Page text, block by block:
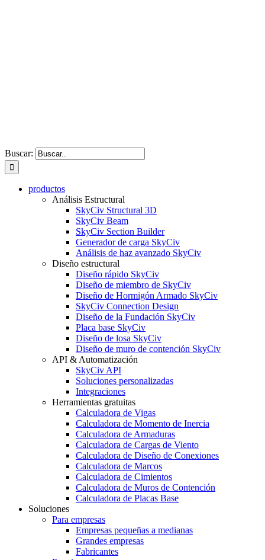
Buscar:
productos
Análisis Estructural
SkyCiv Structural 3D
SkyCiv Beam
SkyCiv Section Builder
Generador de carga SkyCiv
Análisis de haz avanzado SkyCiv
Diseño estructural
Diseño rápido SkyCiv
Diseño de miembro de SkyCiv
Diseño de Hormigón Armado SkyCiv
SkyCiv Connection Design
Diseño de la Fundación SkyCiv
Placa base SkyCiv
Diseño de losa SkyCiv
Diseño de muro de contención SkyCiv
API & Automatización
SkyCiv API
Soluciones personalizadas
Integraciones
Herramientas gratuitas
Calculadora de Vigas
Calculadora de Momento de Inercia
Calculadora de Armaduras
Calculadora de Cargas de Viento
Calculadora de Diseño de Conexiones
Calculadora de Marcos
Calculadora de Cimientos
Calculadora de Muros de Contención
Calculadora de Placas Base
Soluciones
Para empresas
Empresas pequeñas a medianas
Grandes empresas
Fabricantes